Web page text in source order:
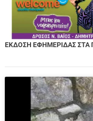
ΕΚΔΟΣΗ ΕΦΗΜΕΡΙΔΑΣ ΣΤΑ